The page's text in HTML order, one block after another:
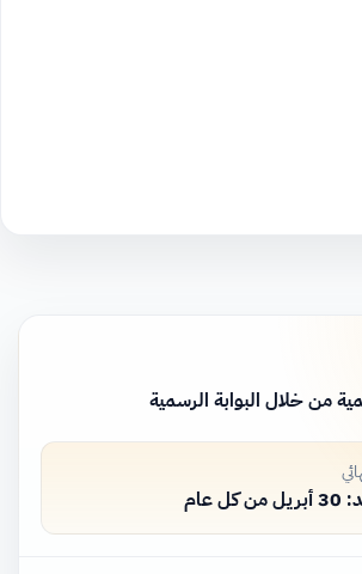
من خلال البوابة الرسمية
عام